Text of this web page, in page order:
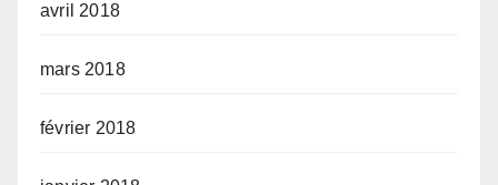
avril 2018
mars 2018
février 2018